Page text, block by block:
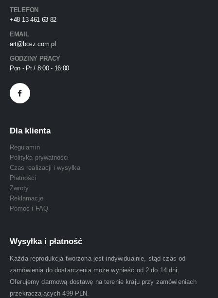
TELEFON
+48 13 461 63 82
EMAIL
art@bosz.com.pl
GODZINY PRACY
Pon - Pt / 8:00 - 16:00
Dla klienta
Regulamin
Polityka prywatności
Czas realizacji i wysyłka
Płatności
Zwroty
Reklamacje
Pomoc i FAQ
Wysyłka i płatność
Każda reprodukcja tworzona jest indywidualnie, stąd czas od
zamówienia do dostarczenia może wynieść od 2 do 14 dni.
Oferujemy darmową dostawę na terenie kraju przy zamówieniach
przekraczających 499 PLN.